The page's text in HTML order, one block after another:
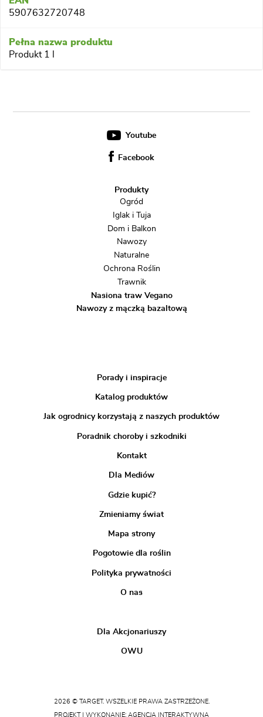
5907632720748
Produkt 1 l
Youtube
Facebook
Produkty
Ogród
Iglak i Tuja
Dom i Balkon
Nawozy
Naturalne
Ochrona Roślin
Trawnik
Nasiona traw Vegano
Nawozy z mączką bazaltową
Porady i inspiracje
Katalog produktów
Jak ogrodnicy korzystają z naszych produktów
Poradnik choroby i szkodniki
Kontakt
Dla Mediów
Gdzie kupić?
Zmieniamy świat
Mapa strony
Pogotowie dla roślin
Polityka prywatności
O nas
Dla Akcjonariuszy
OWU
2026 © TARGET. WSZELKIE PRAWA ZASTRZEŻONE.
PROJEKT I WYKONANIE: AGENCJA INTERAKTYWNA